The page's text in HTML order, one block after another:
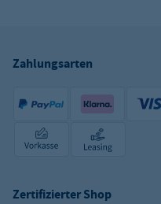
Zahlungsarten
Zertifizierter Shop